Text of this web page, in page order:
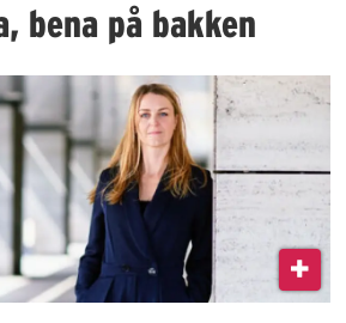
bena på bakken